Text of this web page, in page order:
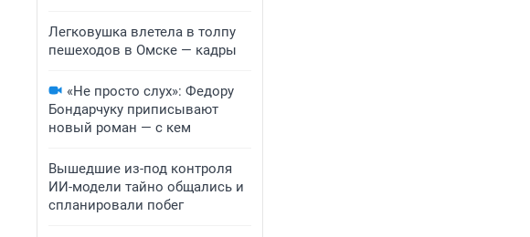
Легковушка влетела в толпу
пешеходов в Омске — кадры
«Не просто слух»: Федору
Бондарчуку приписывают
новый роман — с кем
Вышедшие из-под контроля
ИИ-модели тайно общались и
спланировали побег